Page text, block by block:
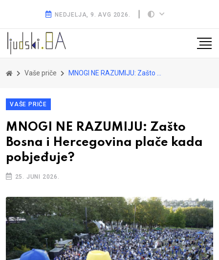
NEDJELJA, 9. AVG 2026.
Vaše priče MNOGI NE RAZUMIJU: Zašto Bosna i Hercegovina plače kada pobjeđuje?
VAŠE PRIČE
MNOGI NE RAZUMIJU: Zašto
Bosna i Hercegovina plače kada
pobjeđuje?
25. JUNI 2026.